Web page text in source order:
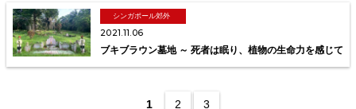
シンガポール郊外
2021.11.06
ブキブラウン墓地 ～ 死者は眠り、植物の生命力を感じて
1 2 3